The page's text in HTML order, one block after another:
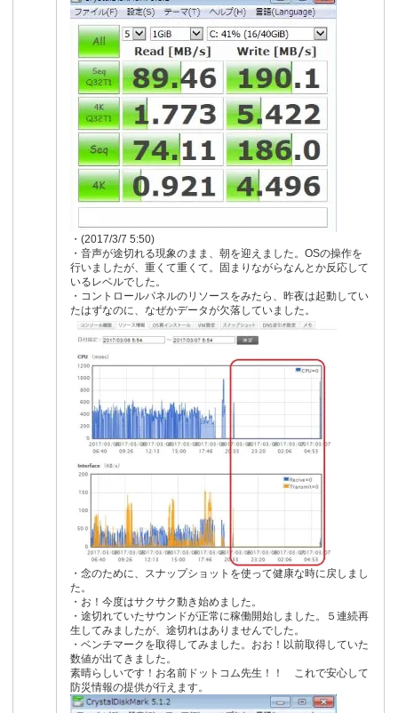
・(2017/3/7 5:50)
・音声が途切れる現象のまま、朝を迎えました。OSの操作を
行いましたが、重くて重くて。固まりながらなんとか反応して
いるレベルでした。
・コントロールパネルのリソースをみたら、昨夜は起動してい
たはずなのに、なぜかデータが欠落していました。
・念のために、スナップショットを使って健康な時に戻しまし
た。
・お！今度はサクサク動き始めました。
・途切れていたサウンドが正常に稼働開始しました。５連続再
生してみましたが、途切れはありませんでした。
・ベンチマークを取得してみました。おお！以前取得していた
数値が出てきました。
素晴らしいです！お名前ドットコム先生！！ これで安心して
防災情報の提供が行えます。